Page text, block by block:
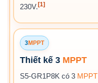
230V. [1]
3MPPT
Thiết kế 3 MPPT
S5-GR1P8K có 3 MPPT